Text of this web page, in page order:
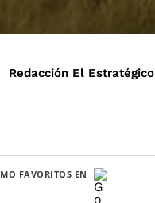
Redacción El Estratégico
FAVORITOS EN